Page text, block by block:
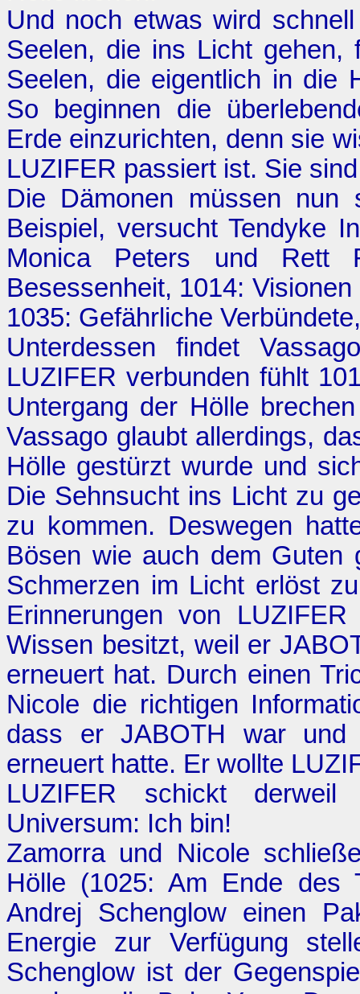
Und noch etwas wird
Seelen, die ins Licht
Seelen, die eigentlich in die
So beginnen die
Erde einzurichten, denn sie
LUZIFER passiert ist. Sie
Die Dämonen müssen
Beispiel, versucht Tendyke
Monica Peters und Rett
Besessenheit, 1014: Visionen
1035: Gefährliche Verbündete
Unterdessen findet
LUZIFER verbunden fühlt
Untergang der Hölle
Vassago glaubt allerdings,
Hölle gestürzt wurde und
Die Sehnsucht ins Licht zu
zu kommen. Deswegen
Bösen wie auch dem Guten
Schmerzen im Licht erlöst
Erinnerungen von
Wissen besitzt, weil er
erneuert hat. Durch einen
Nicole die richtigen
dass er JABOTH war
erneuert hatte. Er wollte
LUZIFER schickt
Universum: Ich bin!
Zamorra und Nicole
Hölle (1025: Am Ende des
Andrej Schenglow einen
Energie zur Verfügung
Schenglow ist der